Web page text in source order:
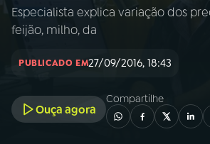
AO VIVO
INÍCIO
A RÁDIO
Especialista explica variação dos
feijão, milho, da
PUBLICADO EM27/09/2016, 18:43
Ouça agora
Compartilhe